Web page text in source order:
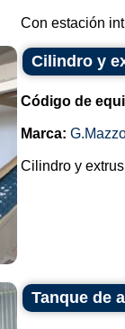
Con estación
Cilindro y
Código de
Marca:
Cilindro y
Tanque de